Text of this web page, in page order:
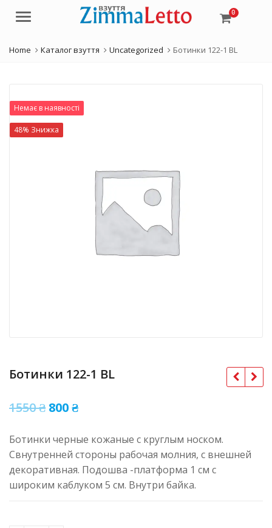
Menu 0
Home Каталог взуття Uncategorized Ботинки 122-1 BL
Немає в наявності
48% Знижка
Ботинки 122-1 BL
1550₴ Оригінальна
1550 ₴.
800₴Поточна
800 ₴.
Ботинки черные кожаные с круглым носком.
Свнутренней стороны рабочая молния, с внешней
декоративная. Подошва -платформа 1 см с
широким каблуком 5 см. Внутри байка.